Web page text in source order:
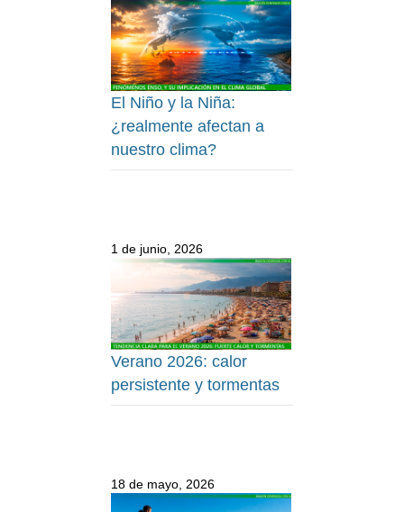
El Niño y la Niña:
¿realmente afectan a
nuestro clima?
1 de junio, 2026
Verano 2026: calor
persistente y tormentas
18 de mayo, 2026